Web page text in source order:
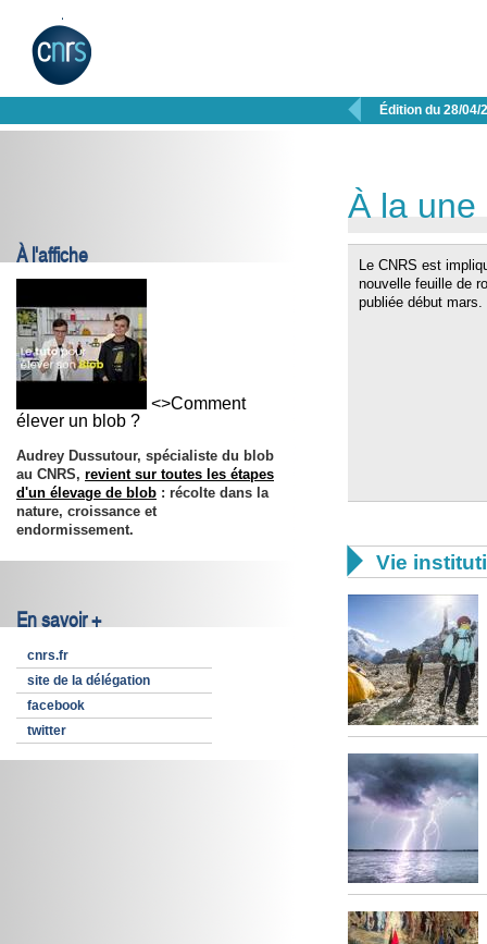
 Édition du 28/04/
À l'affiche
<>Comment
élever un blob ?
Audrey Dussutour, spécialiste du blob
au CNRS, revient sur toutes les étapes
d'un élevage de blob : récolte dans la
nature, croissance et
endormissement.
En savoir +
cnrs.fr
site de la délégation
facebook
twitter
À la une
Le CNRS est
nouvelle feuille de
publiée début mars.
 Vie